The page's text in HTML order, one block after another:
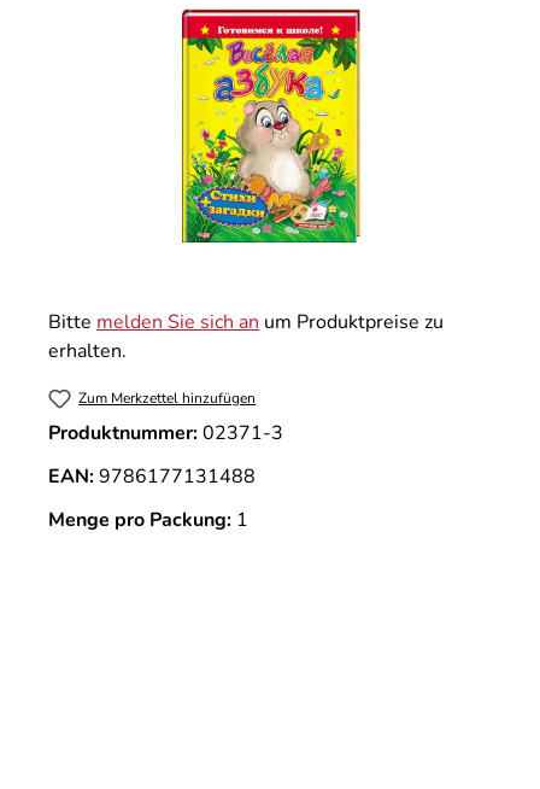
Bitte melden Sie sich an um Produktpreise zu
erhalten.
Zum Merkzettel hinzufügen
Produktnummer:02371-3
EAN:9786177131488
Menge pro Packung: 1